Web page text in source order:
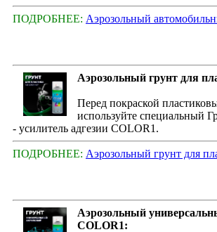
ПОДРОБНЕЕ: Аэрозольный
Аэрозольный грунт для
Перед покраской
используйте специальный
- усилитель адгезии COLOR1.
ПОДРОБНЕЕ: Аэрозольный грунт для
Аэрозольный
COLOR1: